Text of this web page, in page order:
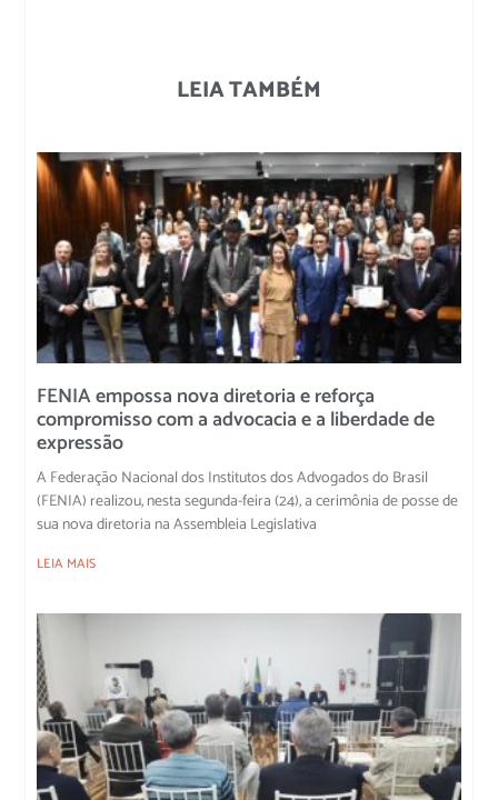
LEIA TAMBÉM
FENIA empossa nova diretoria e reforça
compromisso com a advocacia e a liberdade de
expressão
A Federação Nacional dos Institutos dos Advogados do Brasil
(FENIA) realizou, nesta segunda-feira (24), a cerimônia de posse de
sua nova diretoria na Assembleia Legislativa
LEIA MAIS